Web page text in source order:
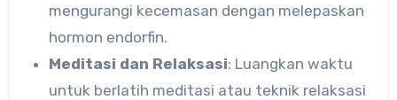
mengurangi kecemasan dengan melepaskan
hormon endorfin.
Meditasi dan Relaksasi: Luangkan waktu
untuk berlatih meditasi atau teknik relaksasi